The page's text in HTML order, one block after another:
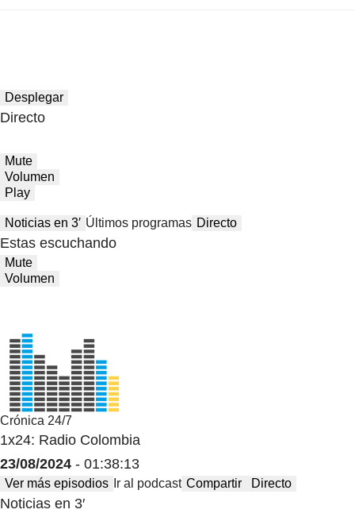
Desplegar
Directo
Mute
Volumen
Play
Noticias en 3′ Últimos programas Directo
Estas escuchando
Mute
Volumen
Crónica 24/7
1x24: Radio Colombia
23/08/2024 - 01:38:13
Ver más episodios Ir al podcast Compartir Directo
Noticias en 3′